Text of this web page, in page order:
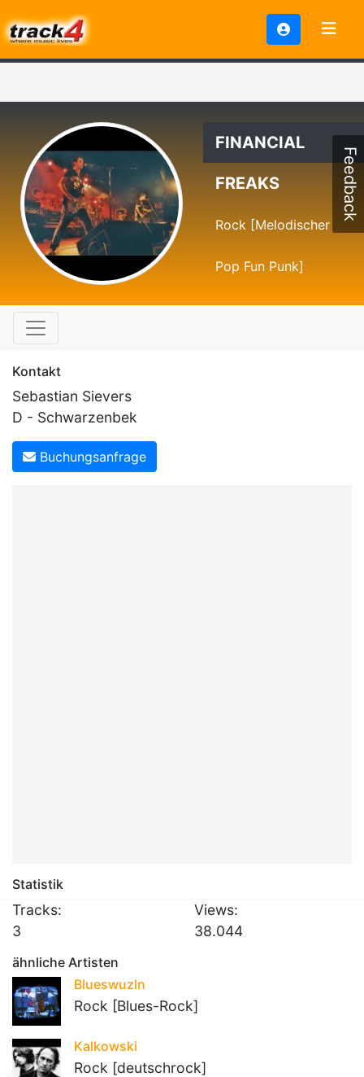
FINANCIAL
FREAKS
Rock [Melodischer
Pop Fun Punk]
Kontakt
Sebastian Sievers
D - Schwarzenbek
Buchungsanfrage
Statistik
Tracks:
3
Views:
38.044
ähnliche Artisten
Blueswuzln
Rock [Blues-Rock]
Kalkowski
Rock [deutschrock]
Feedback